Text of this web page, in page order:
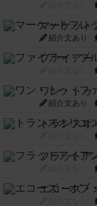
マーケット
紹介文あり
ファイアー
ワン・トゥ
紹介文あり
トランスオ
フラットア
エコーズ・